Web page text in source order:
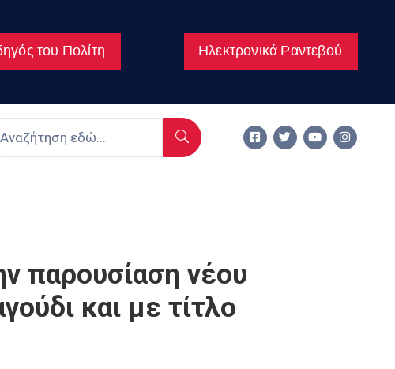
του Πολίτη Ηλεκτρονικά Ραντεβού
παρουσίαση νέου
και με τίτλο